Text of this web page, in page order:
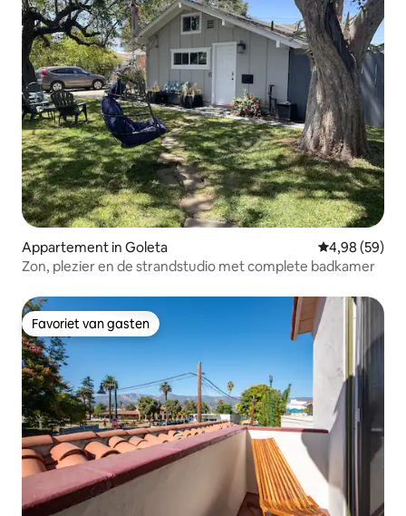
Appartement in Goleta Gemiddelde
4,98 (59)
Zon, plezier en de strandstudio met complete badkamer
Favoriet van gasten
Favoriet van gasten